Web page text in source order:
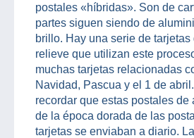
postales «híbridas». Son de
partes siguen siendo de
brillo. Hay una serie de tarjetas
relieve que utilizan este
muchas tarjetas relacionadas
Navidad, Pascua y el 1 de
recordar que estas postales de
de la época dorada de las
tarjetas se enviaban a diario.